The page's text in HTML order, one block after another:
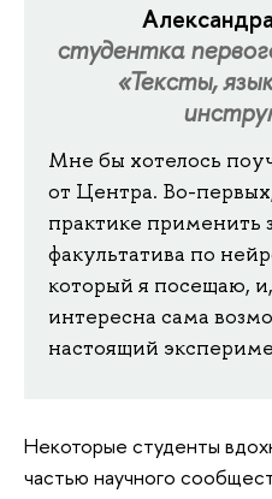
студентка
«Тексты,
Мне бы хотелось
от Центра. Во-
практике применить
факультатива по
который я посещаю,
интересна сама
настоящий
Некоторые студенты
частью научного